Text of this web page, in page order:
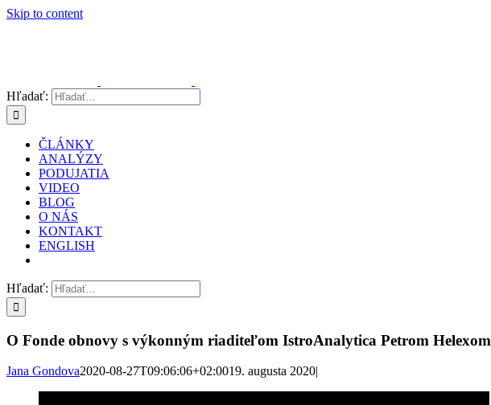
Skip to content
Hľadať:
ČLÁNKY
ANALÝZY
PODUJATIA
VIDEO
BLOG
O NÁS
KONTAKT
ENGLISH
Hľadať:
O Fonde obnovy s výkonným riaditeľom IstroAnalytica Petrom Helexom
Jana Gondova2020-08-27T09:06:06+02:0019. augusta 2020|